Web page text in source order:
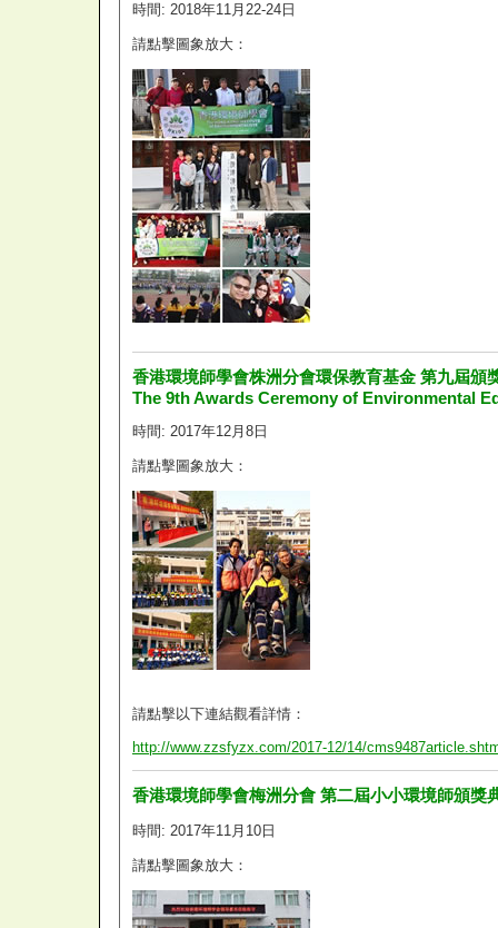
時間: 2018年11月22-24日
請點擊圖象放大：
香港環境師學會株洲分會環保教育基金 第九屆頒
The 9th Awards Ceremony of Environmental
時間: 2017年12月8日
請點擊圖象放大：
請點擊以下連結觀看詳情：
http://www.zzsfyzx.com/2017-12/14/
香港環境師學會梅洲分會 第二屆小小環境師頒獎
時間: 2017年11月10日
請點擊圖象放大：